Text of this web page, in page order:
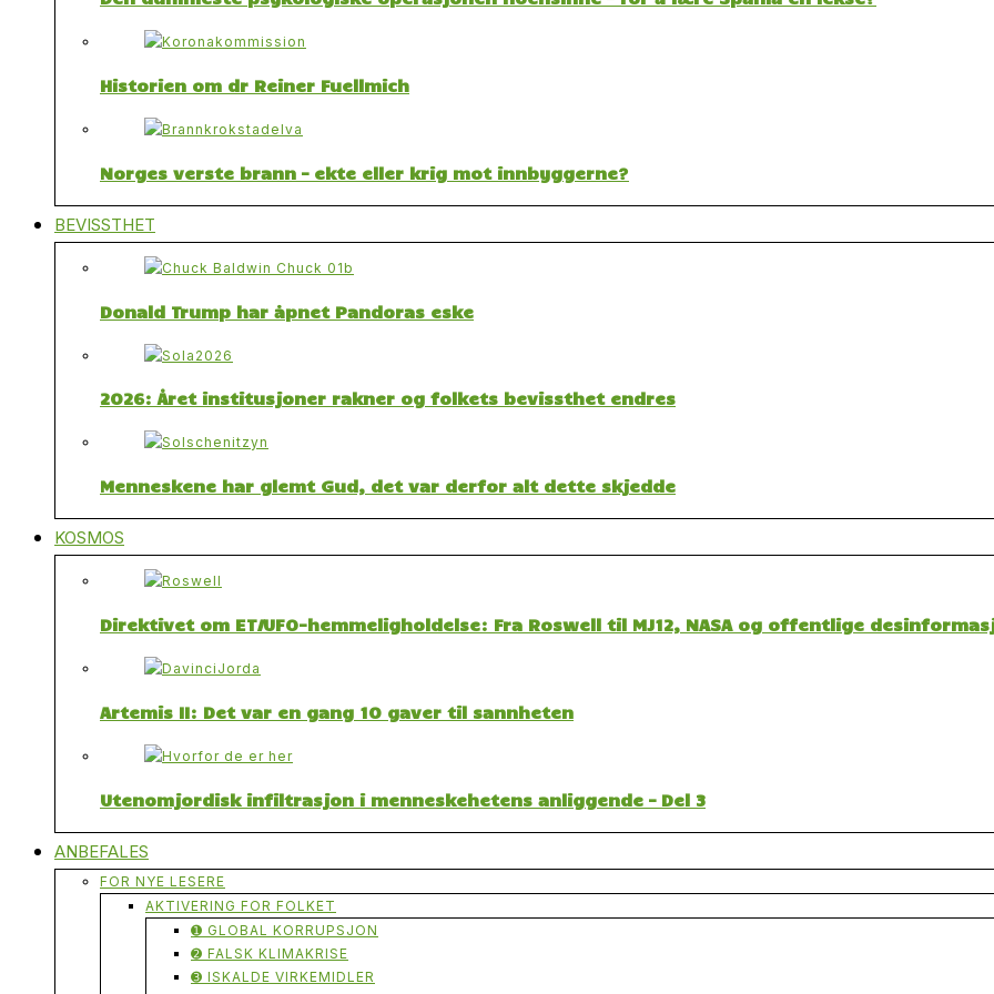
Historien om dr Reiner Fuellmich
Norges verste brann – ekte eller krig mot innbyggerne?
BEVISSTHET
Donald Trump har åpnet Pandoras eske
2026: Året institusjoner rakner og folkets bevissthet endres
Menneskene har glemt Gud, det var derfor alt dette skjedde
KOSMOS
Direktivet om ET/UFO-hemmeligholdelse: Fra Roswell til MJ12, NASA og offentlige
Artemis II: Det var en gang 10 gaver til sannheten
Utenomjordisk infiltrasjon i menneskehetens anliggende – Del 3
ANBEFALES
FOR NYE LESERE
AKTIVERING FOR FOLKET
➊ GLOBAL KORRUPSJON
➋ FALSK KLIMAKRISE
➌ ISKALDE VIRKEMIDLER